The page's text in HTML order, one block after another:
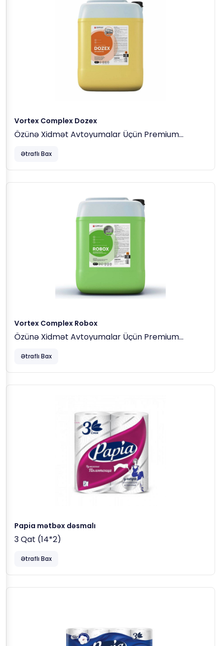
Vortex Complex Dozex
Özünə Xidmət Avtoyumalar Üçün Premium
Ətraflı Bax
Vortex Complex Robox
Özünə Xidmət Avtoyumalar Üçün Premium
Ətraflı Bax
Papia mətbəx dəsmalı
3 Qat (14*2)
Ətraflı Bax